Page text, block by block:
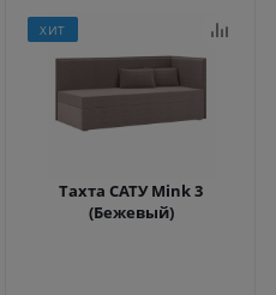
ХИТ
Тахта САТУ Mink 3
(Бежевый)